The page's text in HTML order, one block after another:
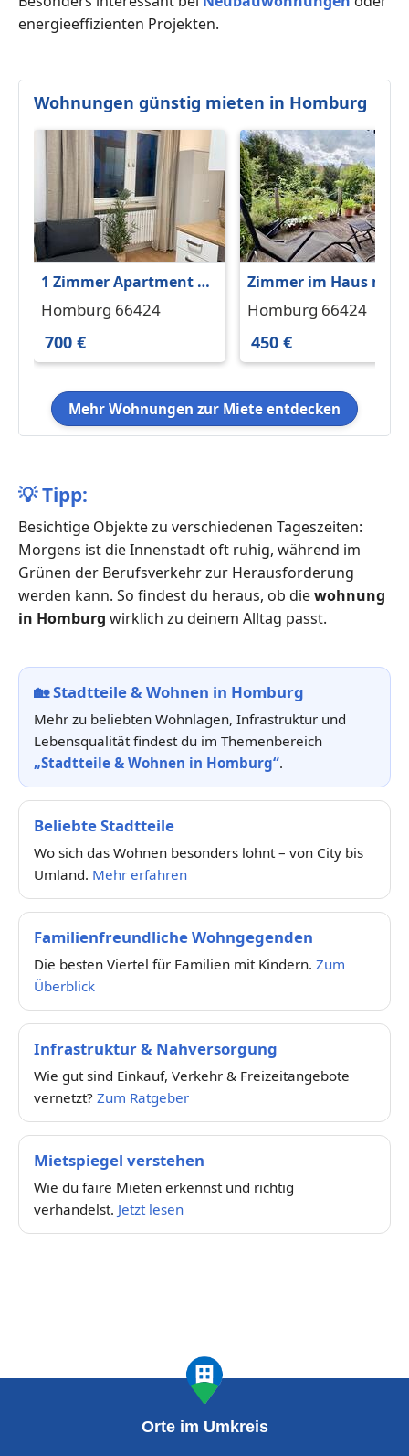
energieeffizienten Projekten.
Wohnungen günstig mieten in Homburg
1 Zimmer Apartment zu
vermieten
Homburg 66424
700 €
Zimmer im Haus mit
großem Garten – 5
Homburg 66424
450 €
Mehr Wohnungen zur Miete entdecken
💡Tipp:
Besichtige Objekte zu verschiedenen Tageszeiten:
Morgens ist die Innenstadt oft ruhig, während im
Grünen der Berufsverkehr zur Herausforderung
werden kann. So findest du heraus, ob diewohnung
in Homburg wirklich zu deinem Alltag passt.
🏡Stadtteile & Wohnen in Homburg
Mehr zu beliebten Wohnlagen, Infrastruktur und
Lebensqualität findest du im Themenbereich
„Stadtteile & Wohnen in Homburg“.
Beliebte Stadtteile
Wo sich das Wohnen besonders lohnt – von City bis
Umland. Mehr erfahren
Familienfreundliche Wohngegenden
Die besten Viertel für Familien mit Kindern. Zum
Überblick
Infrastruktur & Nahversorgung
Wie gut sind Einkauf, Verkehr & Freizeitangebote
vernetzt? Zum Ratgeber
Mietspiegel verstehen
Wie du faire Mieten erkennst und richtig
verhandelst. Jetzt lesen
Orte im Umkreis